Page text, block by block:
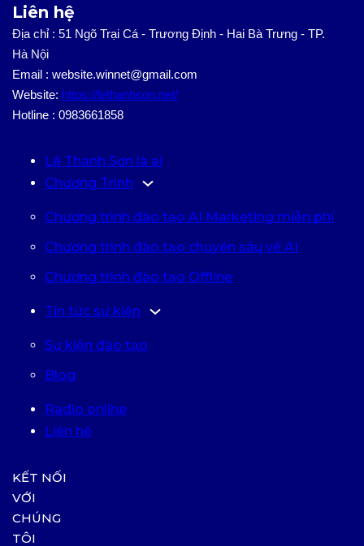
Liên hệ
Địa chỉ : 51 Ngõ Trại Cá - Trương Định - Hai Bà Trưng - TP.
Hà Nội
Email : website.winnet@gmail.com
Website: https://lethanhson.net/
Hotline : 0983661858
Lê Thanh Sơn là ai
Chương Trình
Chương trình đào tạo AI Marketing miễn phí
Chương trình đào tạo chuyên sâu về AI
Chương trình đào tạo Offline
Tin tức sự kiện
Sự kiện đào tạo
Blog
Radio online
Liên hệ
KẾT NỐI
VỚI
CHÚNG
TÔI